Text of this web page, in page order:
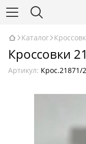
Каталог
Кроссовки
Артикул: Крос.21871/